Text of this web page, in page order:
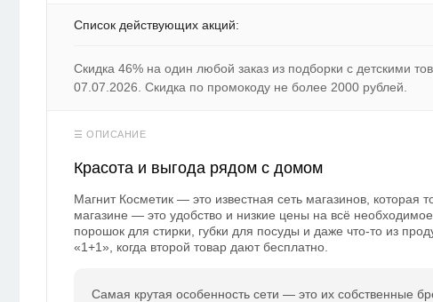
Список действующих акций:
Скидка 46% на один любой заказ из подборки с детскими
07.07.2026. Скидка по промокоду не более 2000 рублей.
Красота и выгода рядом с домом
Магнит Косметик — это известная сеть магазинов, которая
магазине — это удобство и низкие цены на всё
порошок для стирки, губки для посуды и даже что-то из
«1+1», когда второй товар дают бесплатно.
Самая крутая особенность сети — это их собственные